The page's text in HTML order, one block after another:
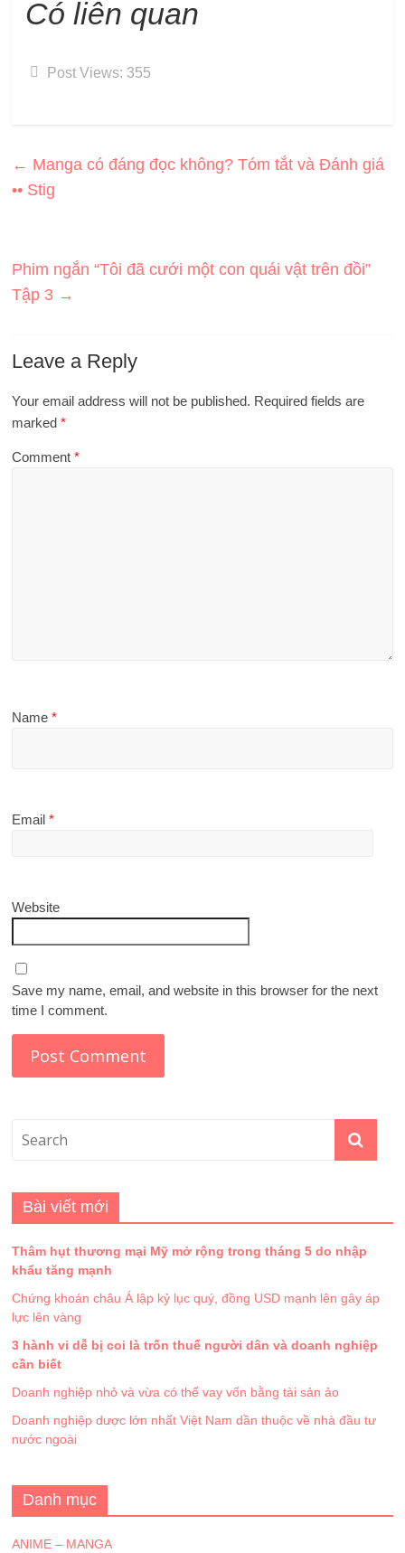
Có liên quan
Post Views: 355
← Manga có đáng đọc không? Tóm tắt và Đánh giá
•• Stig
Phim ngắn “Tôi đã cưới một con quái vật trên đồi”
Tập 3 →
Leave a Reply
Your email address will not be published. Required fields are
marked*
Comment*
Name*
Email*
Website
Save my name, email, and website in this browser for the next
time I comment.
Bài viết mới
Thâm hụt thương mại Mỹ mở rộng trong tháng 5 do nhập
khẩu tăng mạnh
Chứng khoán châu Á lập kỷ lục quý, đồng USD mạnh lên gây áp
lực lên vàng
3 hành vi dễ bị coi là trốn thuế người dân và doanh nghiệp
cần biết
Doanh nghiệp nhỏ và vừa có thể vay vốn bằng tài sản ảo
Doanh nghiệp dược lớn nhất Việt Nam dần thuộc về nhà đầu tư
nước ngoài
Danh mục
ANIME – MANGA